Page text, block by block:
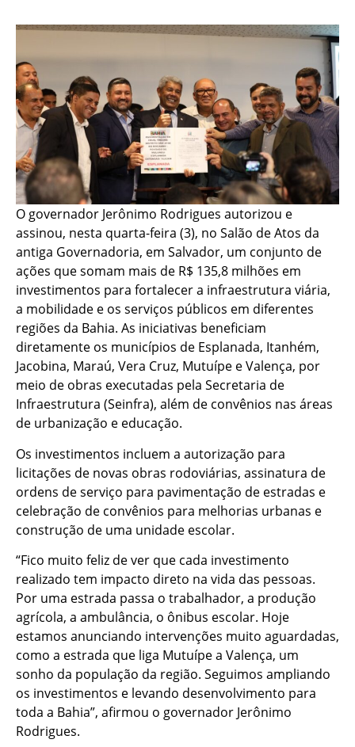
O governador Jerônimo Rodrigues autorizou e
assinou, nesta quarta-feira (3), no Salão de Atos da
antiga Governadoria, em Salvador, um conjunto de
ações que somam mais de R$ 135,8 milhões em
investimentos para fortalecer a infraestrutura viária,
a mobilidade e os serviços públicos em diferentes
regiões da Bahia. As iniciativas beneficiam
diretamente os municípios de Esplanada, Itanhém,
Jacobina, Maraú, Vera Cruz, Mutuípe e Valença, por
meio de obras executadas pela Secretaria de
Infraestrutura (Seinfra), além de convênios nas áreas
de urbanização e educação.
Os investimentos incluem a autorização para
licitações de novas obras rodoviárias, assinatura de
ordens de serviço para pavimentação de estradas e
celebração de convênios para melhorias urbanas e
construção de uma unidade escolar.
“Fico muito feliz de ver que cada investimento
realizado tem impacto direto na vida das pessoas.
Por uma estrada passa o trabalhador, a produção
agrícola, a ambulância, o ônibus escolar. Hoje
estamos anunciando intervenções muito aguardadas,
como a estrada que liga Mutuípe a Valença, um
sonho da população da região. Seguimos ampliando
os investimentos e levando desenvolvimento para
toda a Bahia”, afirmou o governador Jerônimo
Rodrigues.